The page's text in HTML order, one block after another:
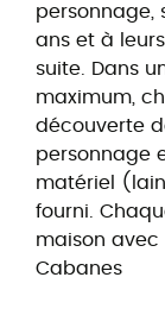
personnage,
ans et à
suite. Dans
maximum,
découverte
personnage
matériel
fourni.
maison
Cabanes